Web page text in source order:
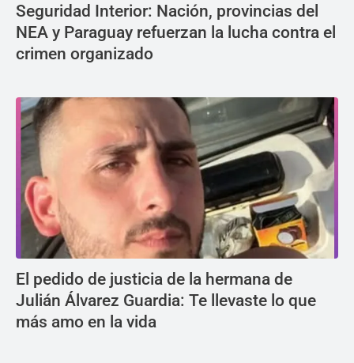
Seguridad Interior: Nación, provincias del
NEA y Paraguay refuerzan la lucha contra el
crimen organizado
El pedido de justicia de la hermana de
Julián Álvarez Guardia: Te llevaste lo que
más amo en la vida